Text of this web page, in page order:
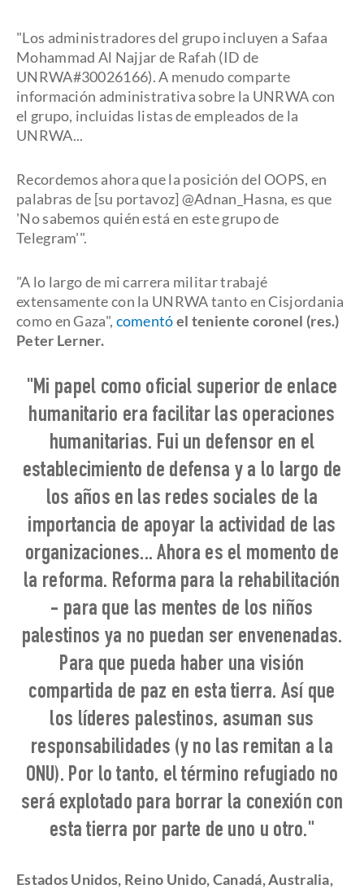
"Los administradores del grupo incluyen a Safaa
Mohammad Al Najjar de Rafah (ID de
UNRWA#30026166). A menudo comparte
información administrativa sobre la UNRWA con
el grupo, incluidas listas de empleados de la
UNRWA...
Recordemos ahora que la posición del OOPS, en
palabras de [su portavoz] @Adnan_Hasna, es que
'No sabemos quién está en este grupo de
Telegram'".
"A lo largo de mi carrera militar trabajé
extensamente con la UNRWA tanto en Cisjordania
como en Gaza", comentóel teniente coronel (res.)
Peter Lerner.
"Mi papel como oficial superior de enlace
humanitario era facilitar las operaciones
humanitarias. Fui un defensor en el
establecimiento de defensa y a lo largo de
los años en las redes sociales de la
importancia de apoyar la actividad de las
organizaciones... Ahora es el momento de
la reforma. Reforma para la rehabilitación
- para que las mentes de los niños
palestinos ya no puedan ser envenenadas.
Para que pueda haber una visión
compartida de paz en esta tierra. Así que
los líderes palestinos, asuman sus
responsabilidades (y no las remitan a la
ONU). Por lo tanto, el término refugiado no
será explotado para borrar la conexión con
esta tierra por parte de uno u otro."
Estados Unidos, Reino Unido, Canadá, Australia,